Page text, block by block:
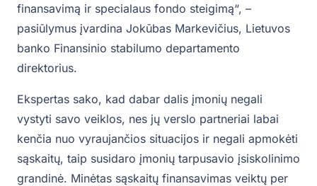
finansavimą ir specialaus fondo steigimą“, –
pasiūlymus įvardina Jokūbas Markevičius, Lietuvos
banko Finansinio stabilumo departamento
direktorius.
Ekspertas sako, kad dabar dalis įmonių negali
vystyti savo veiklos, nes jų verslo partneriai labai
kenčia nuo vyraujančios situacijos ir negali apmokėti
sąskaitų, taip susidaro įmonių tarpusavio įsiskolinimo
grandinė. Minėtas sąskaitų finansavimas veiktų per